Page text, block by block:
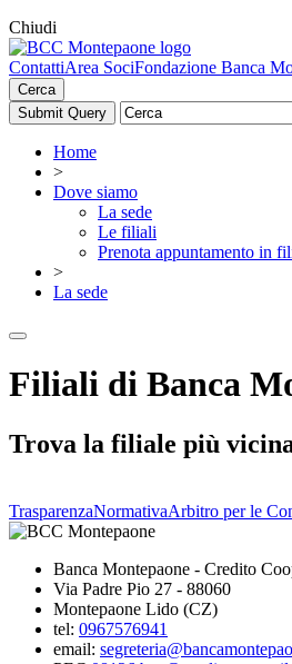
Chiudi
ContattiArea SociFondazione Banca
Cerca
Home
>
Dove siamo
La sede
Le filiali
Prenota appuntamento in
>
La sede
Filiali di Banca
Trova la filiale più
TrasparenzaNormativaArbitro per le
Banca Montepaone - Credito
Via Padre Pio 27 - 88060
Montepaone Lido (CZ)
tel: 0967576941
email: